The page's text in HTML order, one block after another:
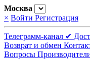
Москва
× Войти Регистрация
Телеграмм-канал ✔
Возврат и обмен
Вопросы